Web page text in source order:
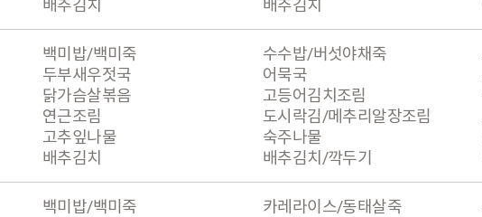
배추김치
배추김치
백미밥/백미죽
두부새우젓국
닭가슴살볶음
연근조림
고추잎나물
배추김치
수수밥/버섯야채죽
어묵국
고등어김치조림
도시락김/메추리알장조림
숙주나물
배추김치/깍두기
백미밥/백미죽
카레라이스/동태살죽